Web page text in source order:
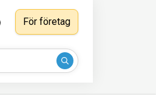
För företag